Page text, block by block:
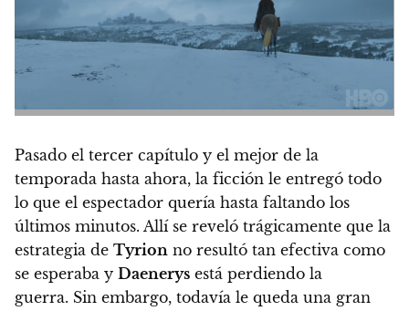
Pasado el tercer capítulo y el mejor de la
temporada hasta ahora, la ficción le entregó todo
lo que el espectador quería hasta faltando los
últimos minutos. Allí se reveló trágicamente que la
estrategia de Tyrion no resultó tan efectiva como
se esperaba y Daenerys está perdiendo la
guerra. Sin embargo, todavía le queda una gran